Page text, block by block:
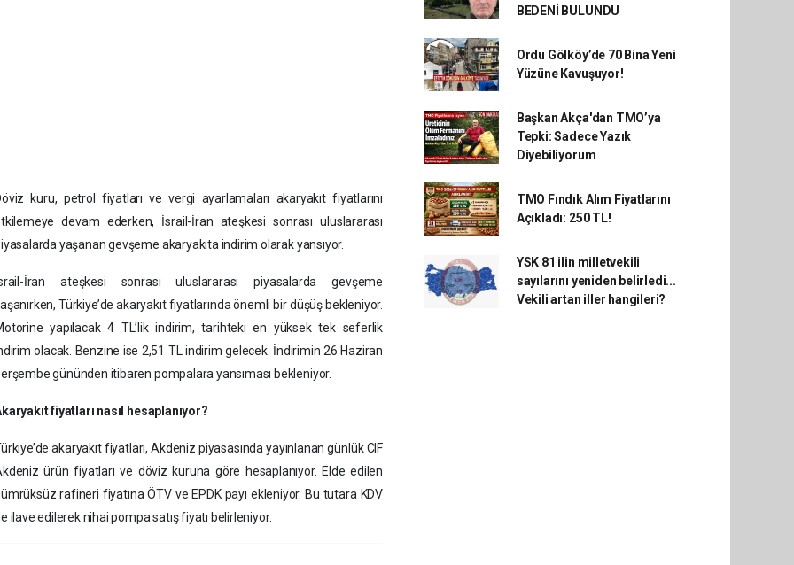
kuru, petrol fiyatları ve vergi ayarlamaları akaryakıt fiyatlarını
devam ederken, İsrail-İran ateşkesi sonrası uluslararası
yaşanan gevşeme akaryakıta indirim olarak yansıyor.
İran ateşkesi sonrası uluslararası piyasalarda gevşeme
Türkiye’de akaryakıt fiyatlarında önemli bir düşüş bekleniyor.
yapılacak 4 TL’lik indirim, tarihteki en yüksek tek seferlik
olacak. Benzine ise 2,51 TL indirim gelecek. İndirimin 26 Haziran
gününden itibaren pompalara yansıması bekleniyor.
fiyatları nasıl hesaplanıyor?
akaryakıt fiyatları, Akdeniz piyasasında yayınlanan günlük CIF
ürün fiyatları ve döviz kuruna göre hesaplanıyor. Elde edilen
rafineri fiyatına ÖTV ve EPDK payı ekleniyor. Bu tutara KDV
ilave edilerek nihai pompa satış fiyatı belirleniyor.
BEDENİ BULUNDU
Ordu Gölköy’de 70 Bina Yeni
Yüzüne Kavuşuyor!
Başkan Akça'dan TMO’ya
Tepki: Sadece Yazık
Diyebiliyorum
TMO Fındık Alım Fiyatlarını
Açıkladı: 250 TL!
YSK 81 ilin milletvekili
sayılarını yeniden belirledi...
Vekili artan iller hangileri?